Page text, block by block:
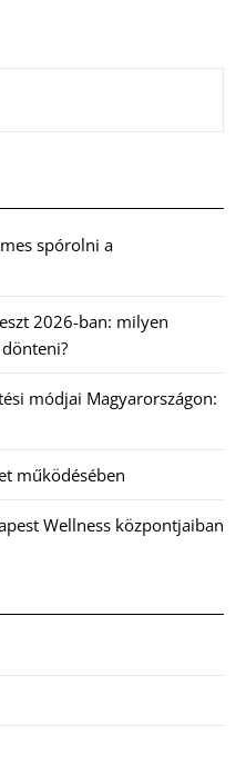
spórolni a
2026-ban: milyen
módjai Magyarországon:
működésében
Wellness központjaiban